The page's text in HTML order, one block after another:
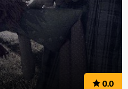
0.0